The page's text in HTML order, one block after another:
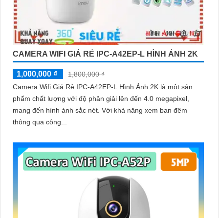
CAMERA WIFI GIÁ RẺ IPC-A42EP-L HÌNH ẢNH 2K
1,000,000 ₫
1,800,000 ₫
Camera Wifi Giá Rẻ IPC-A42EP-L Hình Ảnh 2K là một sản
phẩm chất lượng với độ phân giải lên đến 4.0 megapixel,
mang đến hình ảnh sắc nét. Với khả năng xem ban đêm
thông qua công...